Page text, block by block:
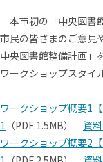
本市初の「中央図書
市民の皆さまのご意見
中央図書館整備計画」
ワークショップスタイ
ワークショップ概要1【
1 （PDF:1.5MB） 資
ワークショップ概要2【